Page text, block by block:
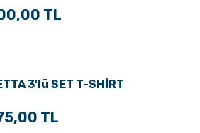
TL
3'lü SET T-SHİRT
TL